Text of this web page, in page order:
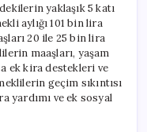
yaklaşık 5 katı
aylığı 101 bin lira
20 ile 25 bin lira
maaşları, yaşam
ek kira destekleri ve
geçim sıkıntısı
yardımı ve ek sosyal